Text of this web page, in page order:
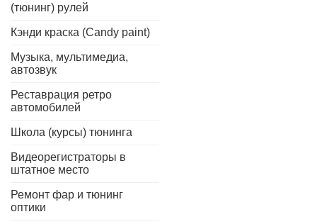
(тюнинг) рулей
Кэнди краска (Candy paint)
Музыка, мультимедиа,
автозвук
Реставрация ретро
автомобилей
Школа (курсы) тюнинга
Видеорегистраторы в
штатное место
Ремонт фар и тюнинг
оптики